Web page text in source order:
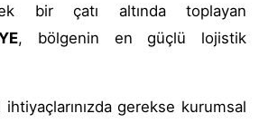
bir çatı altında toplayan
, bölgenin en güçlü lojistik
gerekse kurumsal